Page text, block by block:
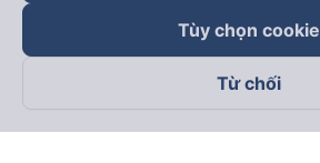
Theo dõi chúng tôi trên
Tùy chọn cookie
Từ chối